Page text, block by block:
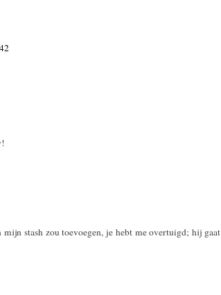
stash zou toevoegen, je hebt me overtuigd; hij gaat